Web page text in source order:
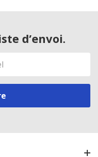
d’envoi.